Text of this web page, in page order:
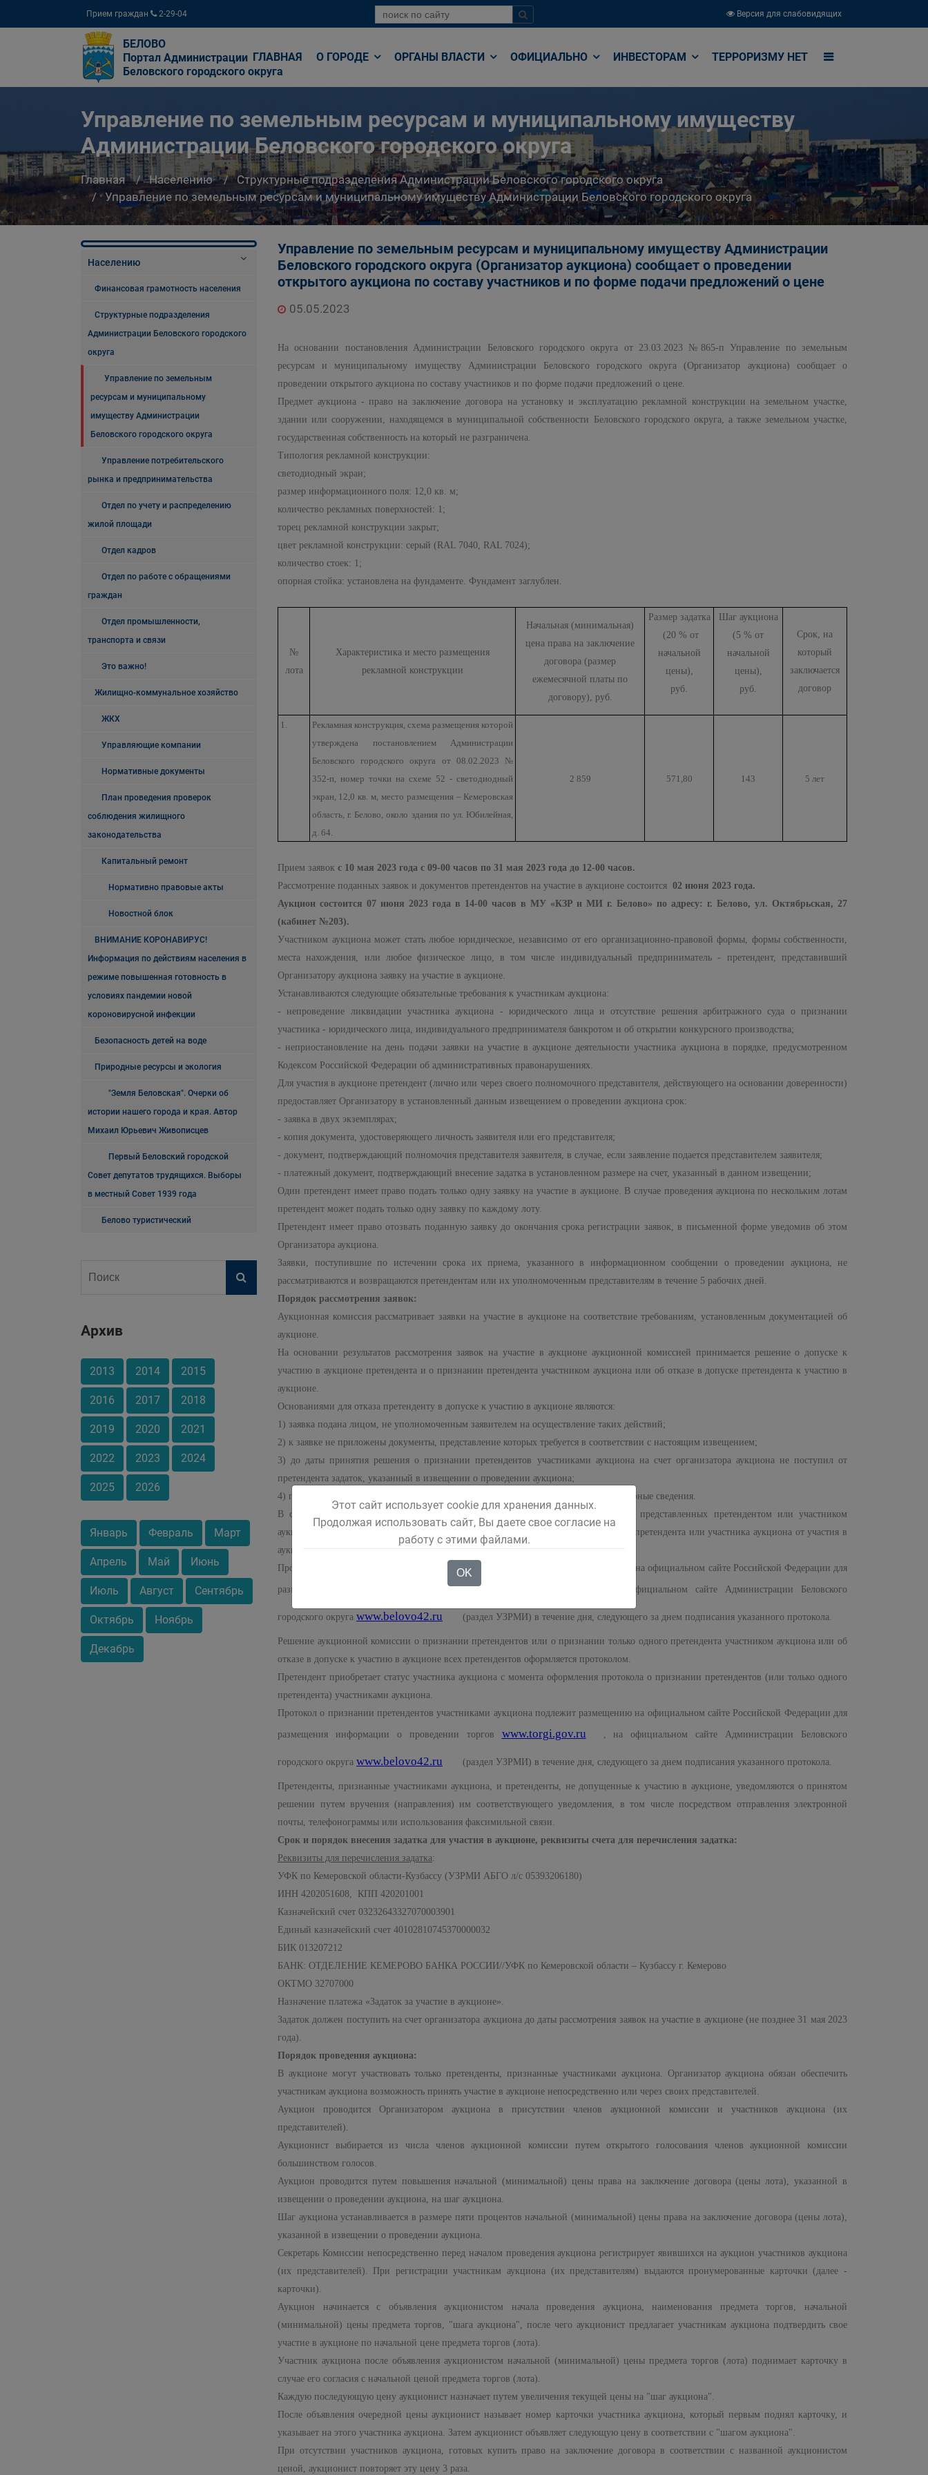
Прием граждан 2-29-04 Версия для слабовидящих
БЕЛОВО
Портал Администрации
Беловского городского округа
ГЛАВНАЯ О ГОРОДЕ ОРГАНЫ ВЛАСТИ ОФИЦИАЛЬНО ИНВЕСТОРАМ ТЕРРОРИЗМУ НЕТ
Управление по земельным ресурсам и муниципальному имуществу
Администрации Беловского городского округа
Главная Населению
Структурные подразделения Администрации Беловского городского округа
Управление по земельным ресурсам и муниципальному имуществу Администрации Беловского городского округа
Населению
Финансовая грамотность населения
Структурные подразделения
Администрации Беловского городского
округа
Управление по земельным
ресурсам и муниципальному
имуществу Администрации
Беловского городского округа
Управление потребительского
рынка и предпринимательства
Отдел по учету и распределению
жилой площади
Отдел кадров
Отдел по работе с обращениями
граждан
Отдел промышленности,
транспорта и связи
Это важно!
Жилищно-коммунальное хозяйство
ЖКХ
Управляющие компании
Нормативные документы
План проведения проверок
соблюдения жилищного
законодательства
Капитальный ремонт
Нормативно правовые акты
Новостной блок
ВНИМАНИЕ КОРОНАВИРУС!
Информация по действиям населения в
режиме повышенная готовность в
условиях пандемии новой
короновирусной инфекции
Безопасность детей на воде
Природные ресурсы и экология
"Земля Беловская". Очерки об
истории нашего города и края. Автор
Михаил Юрьевич Живописцев
Первый Беловский городской
Совет депутатов трудящихся. Выборы
в местный Совет 1939 года
Белово туристический
Архив
2013 2014 2015
2016 2017 2018
2019 2020 2021
2022 2023 2024
2025 2026
Январь Февраль Март
Апрель Май Июнь
Июль Август Сентябрь
Октябрь Ноябрь
Декабрь
Управление по земельным ресурсам и муниципальному имуществу Администрации
Беловского городского округа (Организатор аукциона) сообщает о проведении
открытого аукциона по составу участников и по форме подачи предложений о цене
05.05.2023
На основании постановления Администрации Беловского городского округа от 23.03.2023 №865-п Управление по земельным
ресурсам и муниципальному имуществу Администрации Беловского городского округа (Организатор аукциона) сообщает о
проведении открытого аукциона по составу участников и по форме подачи предложений о цене.
Предмет аукциона - право на заключение договора на установку и эксплуатацию рекламной конструкции на земельном участке,
здании или сооружении, находящемся в муниципальной собственности Беловского городского округа, а также земельном участке,
государственная собственность на который не разграничена.
Типология рекламной конструкции:
светодиодный экран;
размер информационного поля: 12,0 кв. м;
количество рекламных поверхностей: 1;
торец рекламной конструкции закрыт;
цвет рекламной конструкции: серый (RAL 7040, RAL 7024);
количество стоек: 1;
опорная стойка: установлена на фундаменте. Фундамент заглублен.
№
лота
Характеристика и место размещения
рекламной конструкции
Начальная (минимальная)
цена права на заключение
договора (размер
ежемесячной платы по
договору), руб.
Размер задатка
(20 % от
начальной
цены),
руб.
Шаг аукциона
(5 % от
начальной
цены),
руб.
Срок, на
который
заключается
договор
1.
Рекламная конструкция, схема размещения которой
утверждена постановлением Администрации
Беловского городского округа от 08.02.2023 №
352-п, номер точки на схеме 52 - светодиодный
экран, 12,0 кв. м, место размещения – Кемеровская
область, г. Белово, около здания по ул. Юбилейная,
д. 64.
2 859 571,80 143 5 лет
Прием заявок с 10 мая 2023 года с 09-00 часов по 31 мая 2023 года до 12-00 часов.
Рассмотрение поданных заявок и документов претендентов на участие в аукционе состоится 02 июня 2023 года.
Аукцион состоится 07 июня 2023 года в 14-00 часов в МУ «КЗР и МИ г. Белово» по адресу: г. Белово, ул. Октябрьская, 27
(кабинет №203).
Участником аукциона может стать любое юридическое, независимо от его организационно-правовой формы, формы собственности,
места нахождения, или любое физическое лицо, в том числе индивидуальный предприниматель - претендент, представивший
Организатору аукциона заявку на участие в аукционе.
Устанавливаются следующие обязательные требования к участникам аукциона:
- непроведение ликвидации участника аукциона - юридического лица и отсутствие решения арбитражного суда о признании
участника - юридического лица, индивидуального предпринимателя банкротом и об открытии конкурсного производства;
- неприостановление на день подачи заявки на участие в аукционе деятельности участника аукциона в порядке, предусмотренном
Кодексом Российской Федерации об административных правонарушениях.
Для участия в аукционе претендент (лично или через своего полномочного представителя, действующего на основании доверенности)
предоставляет Организатору в установленный данным извещением о проведении аукциона срок:
- заявка в двух экземплярах;
- копия документа, удостоверяющего личность заявителя или его представителя;
- документ, подтверждающий полномочия представителя заявителя, в случае, если заявление подается представителем заявителя;
- платежный документ, подтверждающий внесение задатка в установленном размере на счет, указанный в данном извещении;
Один претендент имеет право подать только одну заявку на участие в аукционе. В случае проведения аукциона по нескольким лотам
претендент может подать только одну заявку по каждому лоту.
Претендент имеет право отозвать поданную заявку до окончания срока регистрации заявок, в письменной форме уведомив об этом
Организатора аукциона.
Заявки, поступившие по истечении срока их приема, указанного в информационном сообщении о проведении аукциона, не
рассматриваются и возвращаются претендентам или их уполномоченным представителям в течение 5 рабочих дней.
Порядок рассмотрения заявок:
Аукционная комиссия рассматривает заявки на участие в аукционе на соответствие требованиям, установленным документацией об
аукционе.
На основании результатов рассмотрения заявок на участие в аукционе аукционной комиссией принимается решение о допуске к
участию в аукционе претендента и о признании претендента участником аукциона или об отказе в допуске претендента к участию в
аукционе.
Основаниями для отказа претенденту в допуске к участию в аукционе являются:
1) заявка подана лицом, не уполномоченным заявителем на осуществление таких действий;
2) к заявке не приложены документы, представление которых требуется в соответствии с настоящим извещением;
3) до даты принятия решения о признании претендентов участниками аукциона на счет организатора аукциона не поступил от
претендента задаток, указанный в извещении о проведении аукциона;
4) поданная заявка не соответствует установленной форме либо содержит недостоверные сведения.
В случае установления недостоверности сведений, содержащихся в документах, представленных претендентом или участником
аукциона одновременно с заявкой, аукционная комиссия обязана отстранить такого претендента или участника аукциона от участия в
аукционе на любом этапе его проведения.
Протокол об отстранении заявителя или участника аукциона подлежит размещению на официальном сайте Российской Федерации для
размещения информации о проведении торгов , на официальном сайте Администрации Беловского
городского округа www.belovo42.ru (раздел УЗРМИ) в течение дня, следующего за днем подписания указанного протокола.
Решение аукционной комиссии о признании претендентов или о признании только одного претендента участником аукциона или об
отказе в допуске к участию в аукционе всех претендентов оформляется протоколом.
Претендент приобретает статус участника аукциона с момента оформления протокола о признании претендентов (или только одного
претендента) участниками аукциона.
Протокол о признании претендентов участниками аукциона подлежит размещению на официальном сайте Российской Федерации для
размещения информации о проведении торгов www.torgi.gov.ru , на официальном сайте Администрации Беловского
городского округа www.belovo42.ru (раздел УЗРМИ) в течение дня, следующего за днем подписания указанного протокола.
Претенденты, признанные участниками аукциона, и претенденты, не допущенные к участию в аукционе, уведомляются о принятом
решении путем вручения (направления) им соответствующего уведомления, в том числе посредством отправления электронной
почты, телефонограммы или использования факсимильной связи.
Срок и порядок внесения задатка для участия в аукционе, реквизиты счета для перечисления задатка:
Реквизиты для перечисления задатка:
УФК по Кемеровской области-Кузбассу (УЗРМИ АБГО л/с 05393206180)
ИНН 4202051608, КПП 420201001
Казначейский счет 03232643327070003901
Единый казначейский счет 40102810745370000032
БИК 013207212
БАНК: ОТДЕЛЕНИЕ КЕМЕРОВО БАНКА РОССИИ//УФК по Кемеровской области – Кузбассу г. Кемерово
ОКТМО 32707000
Назначение платежа «Задаток за участие в аукционе».
Задаток должен поступить на счет организатора аукциона до даты рассмотрения заявок на участие в аукционе (не позднее 31 мая 2023
года).
Порядок проведения аукциона:
В аукционе могут участвовать только претенденты, признанные участниками аукциона. Организатор аукциона обязан обеспечить
участникам аукциона возможность принять участие в аукционе непосредственно или через своих представителей.
Аукцион проводится Организатором аукциона в присутствии членов аукционной комиссии и участников аукциона (их
представителей).
Аукционист выбирается из числа членов аукционной комиссии путем открытого голосования членов аукционной комиссии
большинством голосов.
Аукцион проводится путем повышения начальной (минимальной) цены права на заключение договора (цены лота), указанной в
извещении о проведении аукциона, на шаг аукциона.
Шаг аукциона устанавливается в размере пяти процентов начальной (минимальной) цены права на заключение договора (цены лота),
указанной в извещении о проведении аукциона.
Секретарь Комиссии непосредственно перед началом проведения аукциона регистрирует явившихся на аукцион участников аукциона
(их представителей). При регистрации участникам аукциона (их представителям) выдаются пронумерованные карточки (далее -
карточки).
Аукцион начинается с объявления аукционистом начала проведения аукциона, наименования предмета торгов, начальной
(минимальной) цены предмета торгов, "шага аукциона", после чего аукционист предлагает участникам аукциона подтвердить свое
участие в аукционе по начальной цене предмета торгов (лота).
Участник аукциона после объявления аукционистом начальной (минимальной) цены предмета торгов (лота) поднимает карточку в
случае его согласия с начальной ценой предмета торгов (лота).
Каждую последующую цену аукционист назначает путем увеличения текущей цены на "шаг аукциона".
После объявления очередной цены аукционист называет номер карточки участника аукциона, который первым поднял карточку, и
указывает на этого участника аукциона. Затем аукционист объявляет следующую цену в соответствии с "шагом аукциона".
При отсутствии участников аукциона, готовых купить право на заключение договора в соответствии с названной аукционистом
ценой, аукционист повторяет эту цену 3 раза.
Этот сайт использует cookie для хранения данных.
Продолжая использовать сайт, Вы даете свое согласие на
работу с этими файлами.
OK